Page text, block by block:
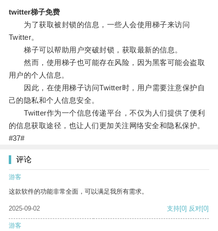
twitter梯子免费
为了获取被封锁的信息，一些人会使用梯子来访问
Twitter。
梯子可以帮助用户突破封锁，获取最新的信息。
然而，使用梯子也可能存在风险，因为黑客可能会盗取
用户的个人信息。
因此，在使用梯子访问Twitter时，用户需要注意保护自
己的隐私和个人信息安全。
Twitter作为一个信息传递平台，不仅为人们提供了便利
的信息获取途径，也让人们更加关注网络安全和隐私保护。
#37#
评论
游客
这款软件的功能非常全面，可以满足我所有需求。
2025-09-02 支持[0] 反对[0]
游客